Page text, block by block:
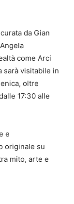
da Gian
come Arci
sarà visitabile in
oltre
17:30 alle
e
originale su
mito, arte e